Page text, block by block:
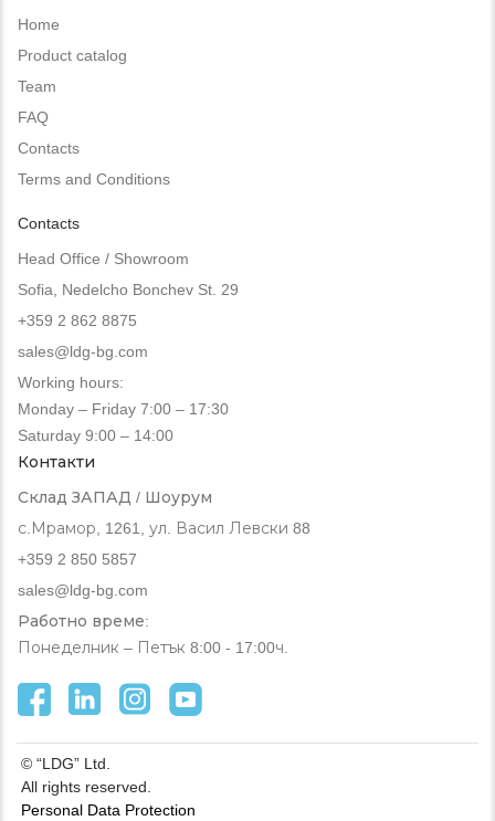
Home
Product catalog
Team
FAQ
Contacts
Terms and Conditions
Contacts
Head Office / Showroom
Sofia, Nedelcho Bonchev St. 29
+359 2 862 8875
sales@ldg-bg.com
Working hours:
Monday – Friday 7:00 – 17:30
Saturday 9:00 – 14:00
Контакти
Склад ЗАПАД / Шоурум
с.Мрамор, 1261, ул. Васил Левски 88
+359 2 850 5857
sales@ldg-bg.com
Работно време:
Понеделник – Петък 8:00 - 17:00ч.
© “LDG” Ltd.
All rights reserved.
Personal Data Protection